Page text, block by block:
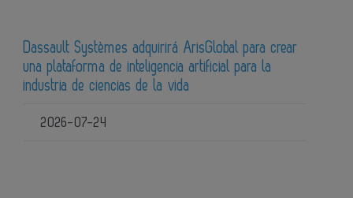
Dassault Systèmes adquirirá ArisGlobal para crear
una plataforma de inteligencia artificial para la
industria de ciencias de la vida
2026-07-24